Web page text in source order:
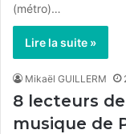
(métro)…
Lire la suite »
Mikaël GUILLERM
8 lecteurs
musique de